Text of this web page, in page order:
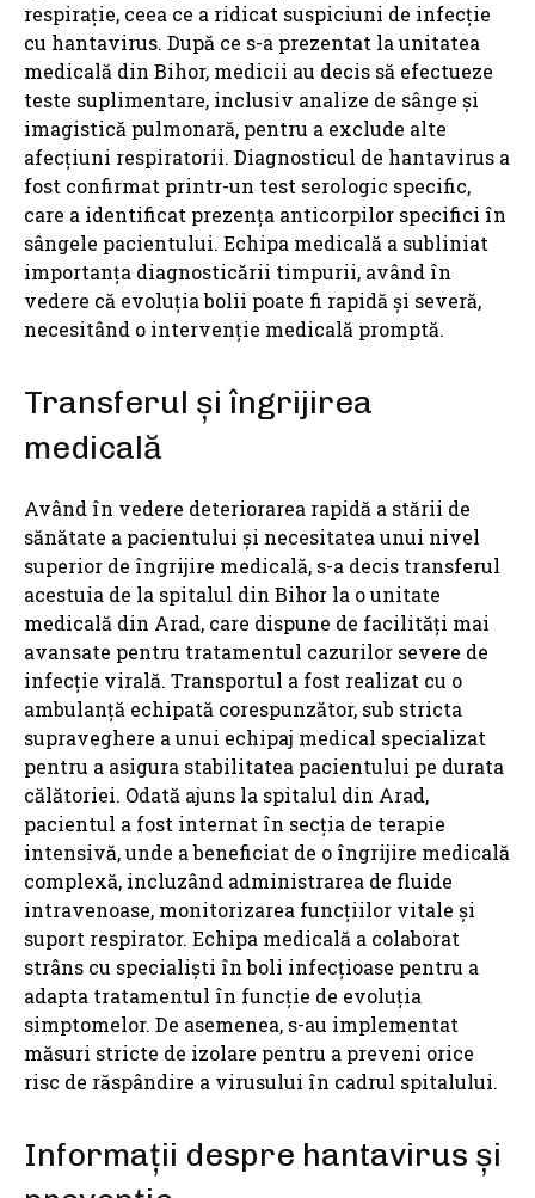
respirație, ceea ce a ridicat suspiciuni de infecție
cu hantavirus. După ce s-a prezentat la unitatea
medicală din Bihor, medicii au decis să efectueze
teste suplimentare, inclusiv analize de sânge și
imagistică pulmonară, pentru a exclude alte
afecțiuni respiratorii. Diagnosticul de hantavirus a
fost confirmat printr-un test serologic specific,
care a identificat prezența anticorpilor specifici în
sângele pacientului. Echipa medicală a subliniat
importanța diagnosticării timpurii, având în
vedere că evoluția bolii poate fi rapidă și severă,
necesitând o intervenție medicală promptă.
Transferul și îngrijirea
medicală
Având în vedere deteriorarea rapidă a stării de
sănătate a pacientului și necesitatea unui nivel
superior de îngrijire medicală, s-a decis transferul
acestuia de la spitalul din Bihor la o unitate
medicală din Arad, care dispune de facilități mai
avansate pentru tratamentul cazurilor severe de
infecție virală. Transportul a fost realizat cu o
ambulanță echipată corespunzător, sub stricta
supraveghere a unui echipaj medical specializat
pentru a asigura stabilitatea pacientului pe durata
călătoriei. Odată ajuns la spitalul din Arad,
pacientul a fost internat în secția de terapie
intensivă, unde a beneficiat de o îngrijire medicală
complexă, incluzând administrarea de fluide
intravenoase, monitorizarea funcțiilor vitale și
suport respirator. Echipa medicală a colaborat
strâns cu specialiști în boli infecțioase pentru a
adapta tratamentul în funcție de evoluția
simptomelor. De asemenea, s-au implementat
măsuri stricte de izolare pentru a preveni orice
risc de răspândire a virusului în cadrul spitalului.
Informații despre hantavirus și